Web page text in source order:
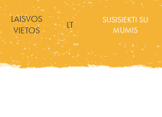
LAISVOS
VIETOS
LT
SUSISIEKTI SU
MUMIS